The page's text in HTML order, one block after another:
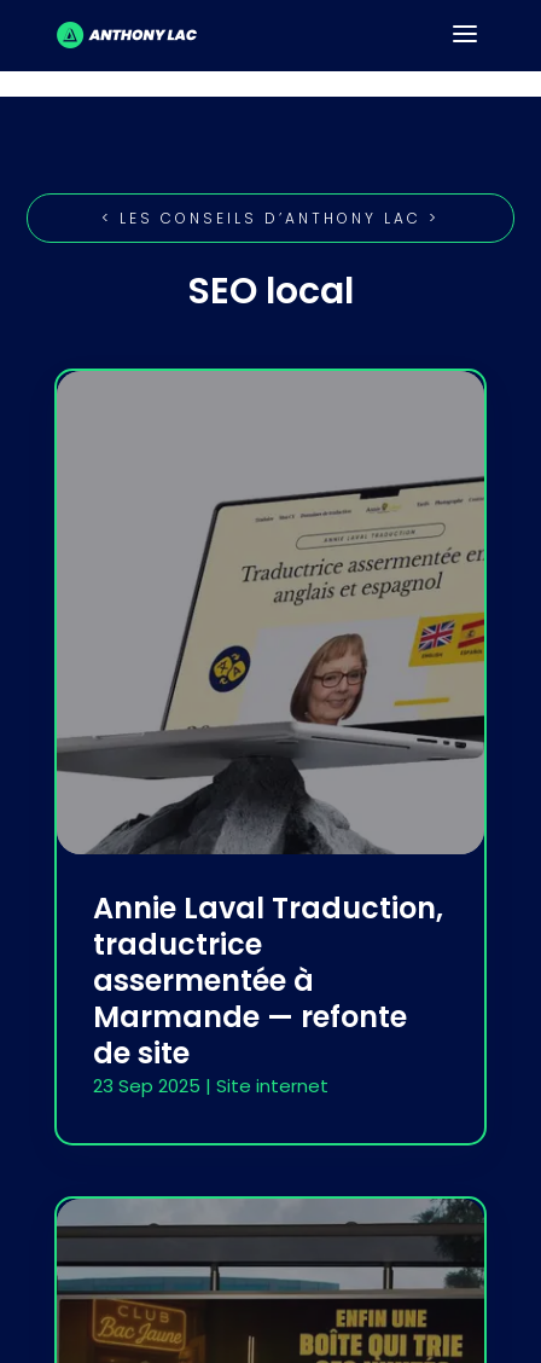
< LES CONSEILS D’ANTHONY LAC >
SEO local
Annie Laval Traduction,
traductrice
assermentée à
Marmande — refonte
de site
23 Sep 2025 | Site internet